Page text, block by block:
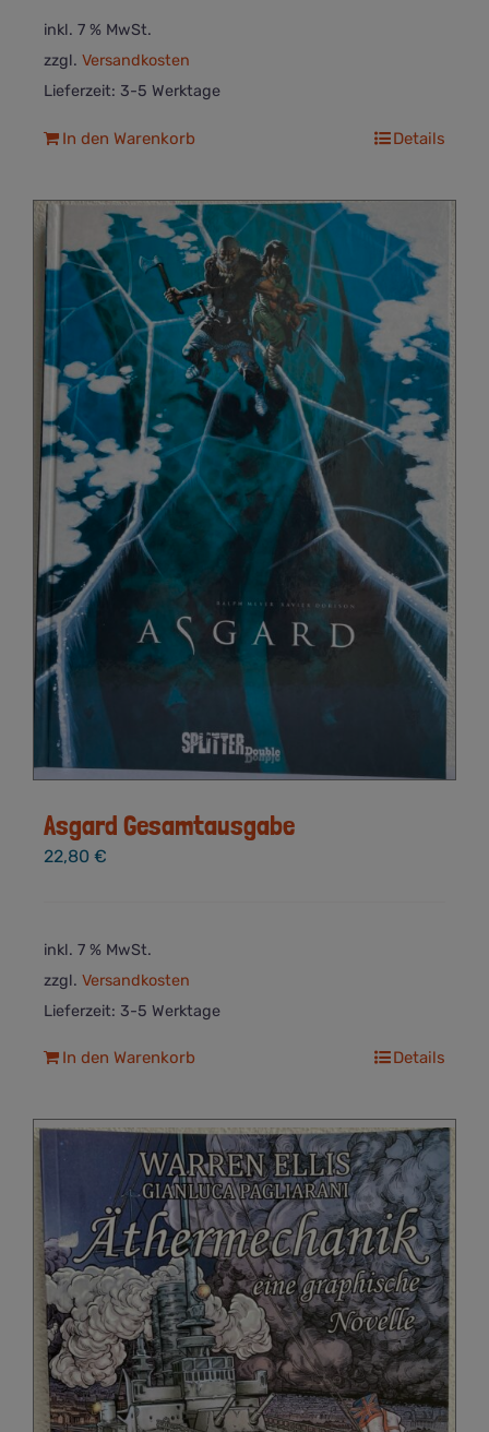
inkl. 7 % MwSt.
zzgl. Versandkosten
Lieferzeit: 3-5 Werktage
In den Warenkorb Details
Asgard Gesamtausgabe
22,80 €
inkl. 7 % MwSt.
zzgl. Versandkosten
Lieferzeit: 3-5 Werktage
In den Warenkorb Details